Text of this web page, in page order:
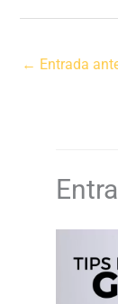
← Entrada